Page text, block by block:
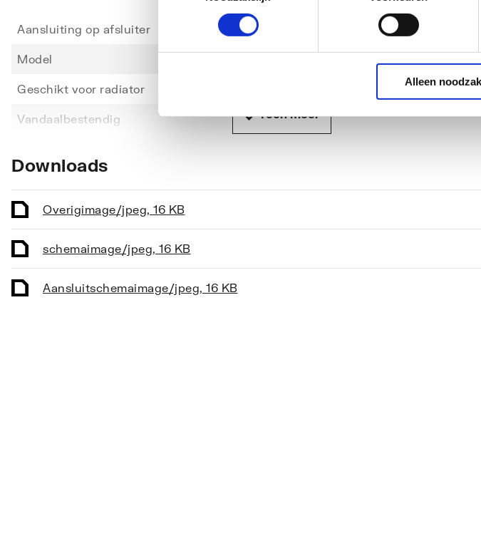
Alleen
Aansluiting op afsluiter
Model
Geschikt voor radiator
Vandaalbestendig Nee
Lengte capillair bedieningselement op
afstand
Geschikt voor verwarming
Voeler op afstand
Toon meer
Downloads
Overigimage/jpeg, 16 KB
schemaimage/jpeg, 16 KB
Aansluitschemaimage/jpeg, 16 KB